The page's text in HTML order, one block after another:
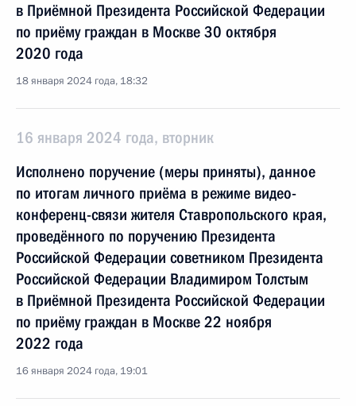
в Приёмной Президента Российской Федерации
по приёму граждан в Москве 30 октября
2020 года
18 января 2024 года, 18:32
16 января 2024 года, вторник
Исполнено поручение (меры приняты), данное
по итогам личного приёма в режиме видео-
конференц-связи жителя Ставропольского края,
проведённого по поручению Президента
Российской Федерации советником Президента
Российской Федерации Владимиром Толстым
в Приёмной Президента Российской Федерации
по приёму граждан в Москве 22 ноября
2022 года
16 января 2024 года, 19:01